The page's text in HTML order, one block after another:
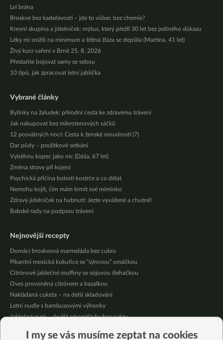
Lví brána
Broskve bez kadeřavosti – jde to vůbec bez chemie?
Krevní skupina a jídelníček: mýtus, který přežil 30 let bez jediného důkazu
Léky mi snížili na minimum a štítná žláza se zlepšila (Martina, 41 let)
Živý kurz vaření v Brně 25. 8. 2026
Přestaňte bojovat samy se sebou
10 tipů, jak zpracovat letní jablíčka
Vybrané články
Bylinky na žaludek: přírodní cesta ke zdravému trávení
Jak nakupovat bez mikrotenových sáčků
12 posvátných nocí: Cesta k ženské moudrosti (7)
Dar půdy – prožitkové setkání
Vyběhnu kopec jako nic (Dáša, 67 let)
Změna stravy při kojení
Psychická příčina bolesti kostrče a co dělat
Nemohu kojit, čím mám krmit své miminko
Zdravý jídelníček na hubnutí: Jezte vyváženě a chutně!
Babské rady na podporu trávení
Nejnovější recepty
Domácí broskvová marmeláda bez cukru
Pikantní mexická kukuřice se “sýrovou” omáčkou
Citrónové jablečné muffiny se sójovou šlehačkou
Oves provoněný citrónem a bazalkou
Nakládaná cuketa – na delší skladování
Letní nudle s bambusovými výhonky
Jablečné pyré – skvělé přesnídávky bez cukru
Nakládaná cuketa – kvašáky
I my se vás musíme zeptat na cookies